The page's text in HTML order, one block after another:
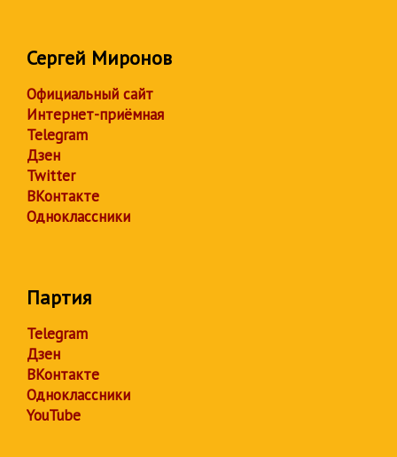
Сергей Миронов
Официальный сайт
Интернет-приёмная
Telegram
Дзен
Twitter
ВКонтакте
Одноклассники
Партия
Telegram
Дзен
ВКонтакте
Одноклассники
YouTube